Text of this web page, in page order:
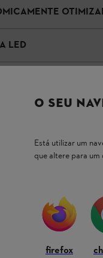
LED
versátil a
O SEU
Está utilizar um
que altere para
firefox